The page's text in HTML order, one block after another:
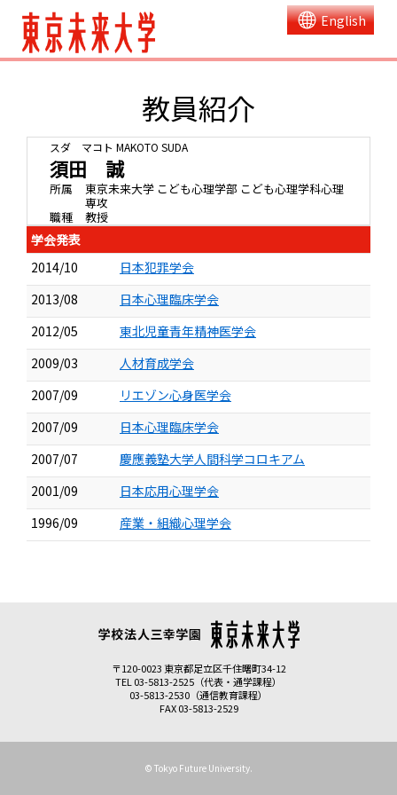
English
教員紹介
スダ マコト MAKOTO SUDA
須田 誠
所属
東京未来大学 こども心理学部 こども心理学科心理
専攻
職種
教授
学会発表
2014/10
日本犯罪学会
2013/08
日本心理臨床学会
2012/05
東北児童青年精神医学会
2009/03
人材育成学会
2007/09
リエゾン心身医学会
2007/09
日本心理臨床学会
2007/07
慶應義塾大学人間科学コロキアム
2001/09
日本応用心理学会
1996/09
産業・組織心理学会
〒120-0023 東京都足立区千住曙町34-12
TEL 03-5813-2525（代表・通学課程）
03-5813-2530（通信教育課程）
FAX 03-5813-2529
© Tokyo Future University.